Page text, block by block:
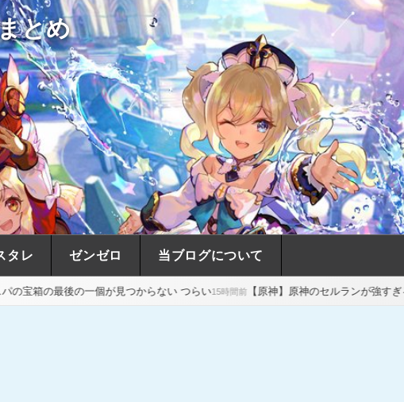
とめ
タレ ゼンゼロ 当ブログについて
個が見つからない つらい 15時間前【原神】原神のセルランが強すぎる…スタレの売上